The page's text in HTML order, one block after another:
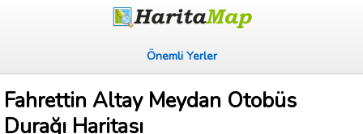
Önemli Yerler
Fahrettin Altay Meydan Otobüs
Durağı Haritası